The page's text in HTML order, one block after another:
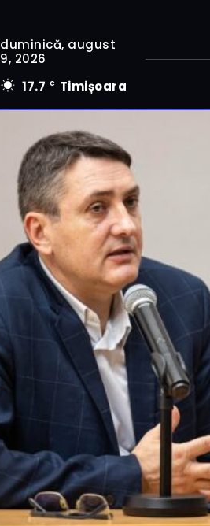
duminică, august
9, 2026
17.7 C Timișoara